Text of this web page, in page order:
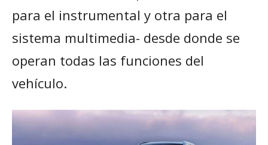
para el instrumental y otra para el
sistema multimedia- desde donde se
operan todas las funciones del
vehículo.